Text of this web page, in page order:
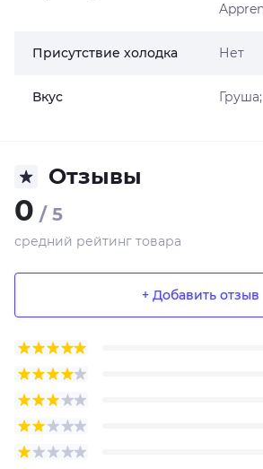
Присутствие холодка Нет
Вкус
Отзывы
0 / 5
средний рейтинг товара
+ Добавить отзыв